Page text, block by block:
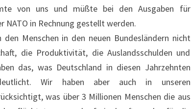
von uns und müßte bei den Ausgaben für
NATO in Rechnung gestellt werden.
Menschen in den neuen Bundesländern nicht
die Produktivität, die Auslandsschulden und
das, was Deutschland in diesen Jahrzehnten
Wir haben aber auch in unseren
was über 3 Millionen Menschen die aus